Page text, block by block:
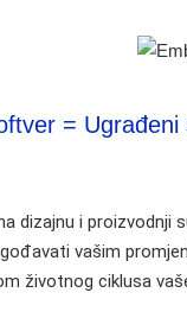
= Ugrađeni
dizajnu i proizvodnji
vašim
životnog ciklusa